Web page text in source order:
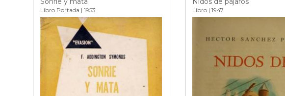
Libro Portada | 1953 Libro | 1947